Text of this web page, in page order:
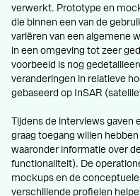
verwerkt. Prototype en
die binnen een van de
variëren van een algemene
in een omgeving tot zeer
voorbeeld is nog
veranderingen in relatieve
gebaseerd op InSAR
Tijdens de interviews gaven
graag toegang willen
waaronder informatie over
functionaliteit). De
mockups en de
verschillende profielen